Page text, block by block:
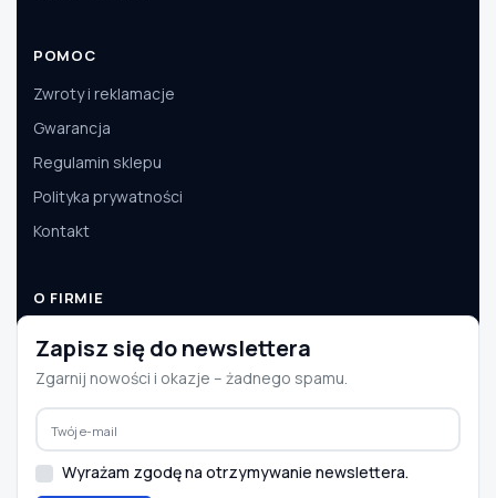
POMOC
Zwroty i reklamacje
Gwarancja
Regulamin sklepu
Polityka prywatności
Kontakt
O FIRMIE
Dane firmy
Aktualności
Współpraca B2B
Zapisz się do newslettera
Zgarnij nowości i okazje – żadnego spamu.
Wyrażam zgodę na otrzymywanie newslettera.